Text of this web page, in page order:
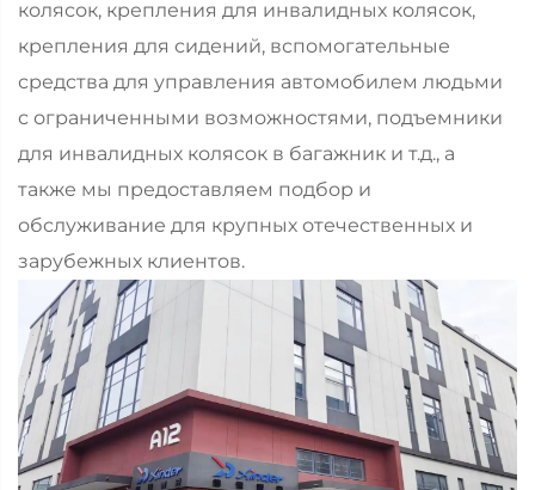
колясок, крепления для инвалидных колясок,
крепления для сидений, вспомогательные
средства для управления автомобилем людьми
с ограниченными возможностями, подъемники
для инвалидных колясок в багажник и т.д., а
также мы предоставляем подбор и
обслуживание для крупных отечественных и
зарубежных клиентов.